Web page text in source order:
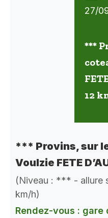
27/
***
12
*** Provins, sur
Voulzie FETE
(Niveau : *** - allure
km/h)
Rendez-vous : gare